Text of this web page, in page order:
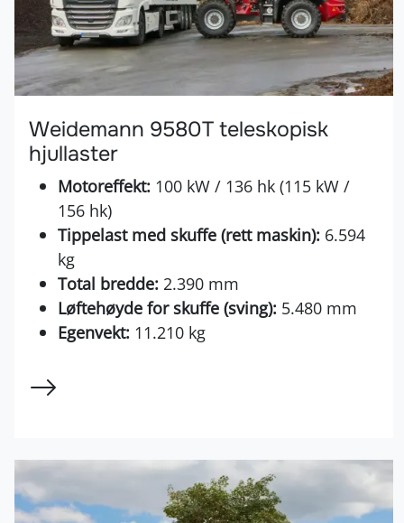
Weidemann 9580T teleskopisk
hjullaster
Motoreffekt: 100 kW / 136 hk (115 kW /
156 hk)
Tippelast med skuffe (rett maskin): 6.594
kg
Total bredde: 2.390 mm
Løftehøyde for skuffe (sving): 5.480 mm
Egenvekt: 11.210 kg